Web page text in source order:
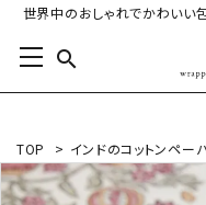
世界中のおしゃれでかわいい
search
TOP > インドのコットンペー